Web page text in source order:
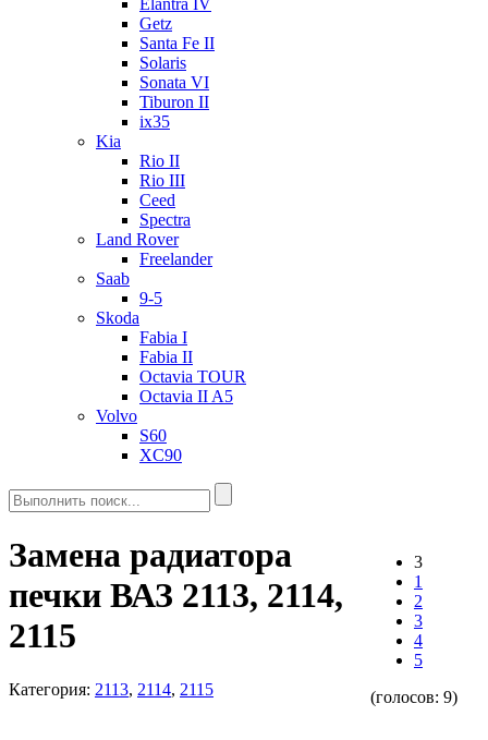
Elantra IV
Getz
Santa Fe II
Solaris
Sonata VI
Tiburon II
ix35
Kia
Rio II
Rio III
Ceed
Spectra
Land Rover
Freelander
Saab
9-5
Skoda
Fabia I
Fabia II
Octavia TOUR
Octavia II A5
Volvo
S60
XC90
3
1
2
3
4
5
(голосов: 9)
Замена радиатора
печки ВАЗ 2113, 2114,
2115
Категория: 2113, 2114, 2115